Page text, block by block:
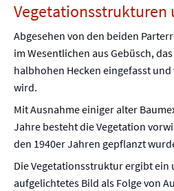
Vegetationsstrukturen
Abgesehen von den beiden
im Wesentlichen aus Gebüsch,
halbhohen Hecken eingefasst
wird.
Mit Ausnahme einiger alter
Jahre besteht die Vegetation
den 1940er Jahren gepflanzt
Die Vegetationsstruktur ergibt ein
aufgelichtetes Bild als Folge von